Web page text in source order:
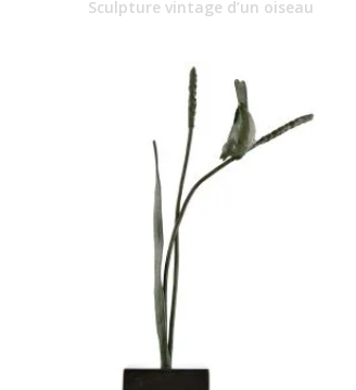
Sculpture vintage d’un oiseau